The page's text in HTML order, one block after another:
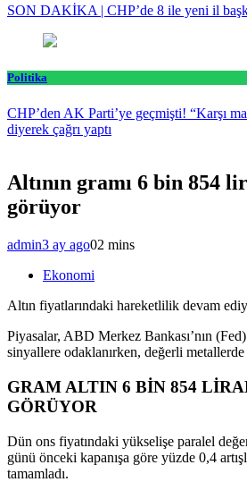
SON DAKİKA | CHP’de 8 ile yeni il
Politika
CHP’den AK Parti’ye geçmişti! “Karşı
diyerek çağrı yaptı
Altının gramı 6 bin 854
görüyor
admin3 ay ago02 mins
Ekonomi
Altın fiyatlarındaki hareketlilik devam
Piyasalar, ABD Merkez Bankası’nın
sinyallere odaklanırken, değerli metallerde
GRAM ALTIN 6 BİN 854
GÖRÜYOR
Dün ons fiyatındaki yükselişe paralel
günü önceki kapanışa göre yüzde 0,4
tamamladı.